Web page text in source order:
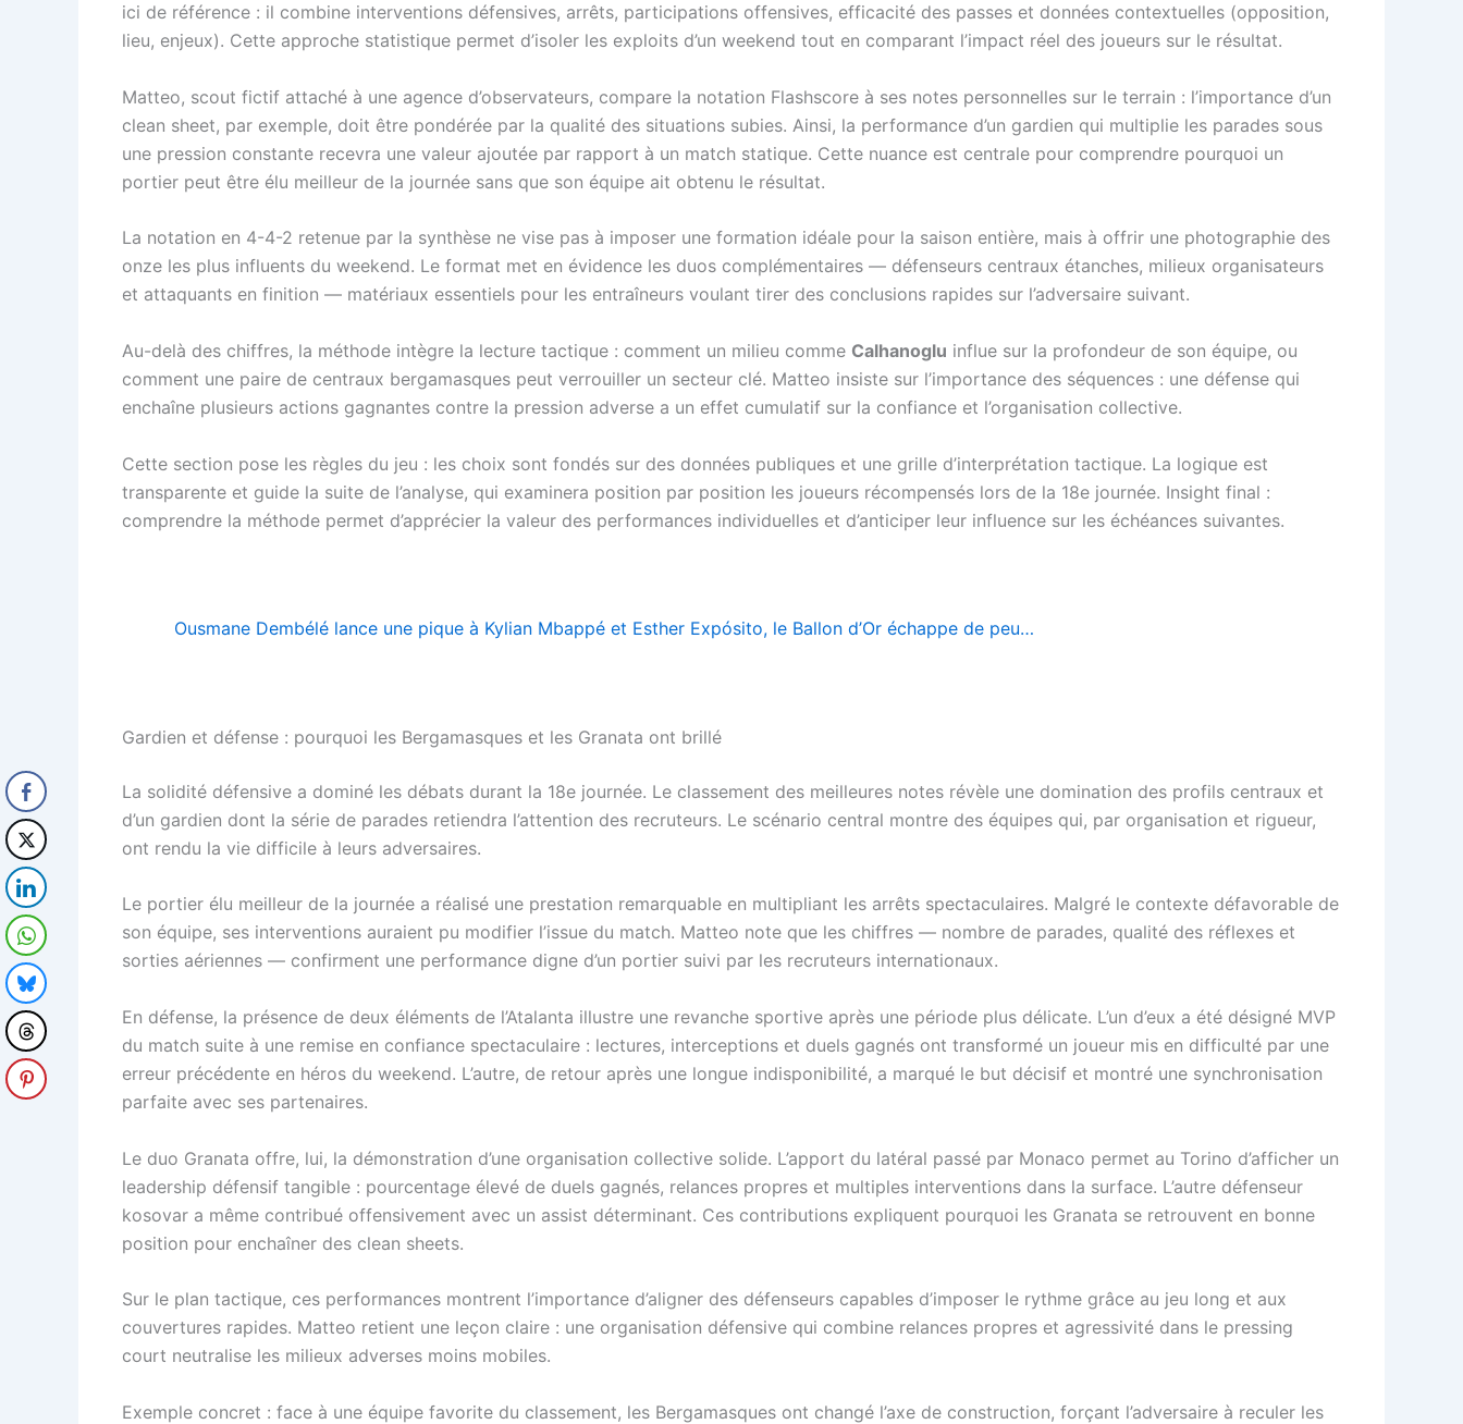
ici de référence : il combine interventions défensives, arrêts, participations offensives, efficacité des passes et données contextuelles (opposition,
lieu, enjeux). Cette approche statistique permet d’isoler les exploits d’un weekend tout en comparant l’impact réel des joueurs sur le résultat.
Matteo, scout fictif attaché à une agence d’observateurs, compare la notation Flashscore à ses notes personnelles sur le terrain : l’importance d’un
clean sheet, par exemple, doit être pondérée par la qualité des situations subies. Ainsi, la performance d’un gardien qui multiplie les parades sous
une pression constante recevra une valeur ajoutée par rapport à un match statique. Cette nuance est centrale pour comprendre pourquoi un
portier peut être élu meilleur de la journée sans que son équipe ait obtenu le résultat.
La notation en 4-4-2 retenue par la synthèse ne vise pas à imposer une formation idéale pour la saison entière, mais à offrir une photographie des
onze les plus influents du weekend. Le format met en évidence les duos complémentaires — défenseurs centraux étanches, milieux organisateurs
et attaquants en finition — matériaux essentiels pour les entraîneurs voulant tirer des conclusions rapides sur l’adversaire suivant.
Au-delà des chiffres, la méthode intègre la lecture tactique : comment un milieu comme Calhanoglu influe sur la profondeur de son équipe, ou
comment une paire de centraux bergamasques peut verrouiller un secteur clé. Matteo insiste sur l’importance des séquences : une défense qui
enchaîne plusieurs actions gagnantes contre la pression adverse a un effet cumulatif sur la confiance et l’organisation collective.
Cette section pose les règles du jeu : les choix sont fondés sur des données publiques et une grille d’interprétation tactique. La logique est
transparente et guide la suite de l’analyse, qui examinera position par position les joueurs récompensés lors de la 18e journée. Insight final :
comprendre la méthode permet d’apprécier la valeur des performances individuelles et d’anticiper leur influence sur les échéances suivantes.
Ousmane Dembélé lance une pique à Kylian Mbappé et Esther Expósito, le Ballon d’Or échappe de peu…
Gardien et défense : pourquoi les Bergamasques et les Granata ont brillé
La solidité défensive a dominé les débats durant la 18e journée. Le classement des meilleures notes révèle une domination des profils centraux et
d’un gardien dont la série de parades retiendra l’attention des recruteurs. Le scénario central montre des équipes qui, par organisation et rigueur,
ont rendu la vie difficile à leurs adversaires.
Le portier élu meilleur de la journée a réalisé une prestation remarquable en multipliant les arrêts spectaculaires. Malgré le contexte défavorable de
son équipe, ses interventions auraient pu modifier l’issue du match. Matteo note que les chiffres — nombre de parades, qualité des réflexes et
sorties aériennes — confirment une performance digne d’un portier suivi par les recruteurs internationaux.
En défense, la présence de deux éléments de l’Atalanta illustre une revanche sportive après une période plus délicate. L’un d’eux a été désigné MVP
du match suite à une remise en confiance spectaculaire : lectures, interceptions et duels gagnés ont transformé un joueur mis en difficulté par une
erreur précédente en héros du weekend. L’autre, de retour après une longue indisponibilité, a marqué le but décisif et montré une synchronisation
parfaite avec ses partenaires.
Le duo Granata offre, lui, la démonstration d’une organisation collective solide. L’apport du latéral passé par Monaco permet au Torino d’afficher un
leadership défensif tangible : pourcentage élevé de duels gagnés, relances propres et multiples interventions dans la surface. L’autre défenseur
kosovar a même contribué offensivement avec un assist déterminant. Ces contributions expliquent pourquoi les Granata se retrouvent en bonne
position pour enchaîner des clean sheets.
Sur le plan tactique, ces performances montrent l’importance d’aligner des défenseurs capables d’imposer le rythme grâce au jeu long et aux
couvertures rapides. Matteo retient une leçon claire : une organisation défensive qui combine relances propres et agressivité dans le pressing
court neutralise les milieux adverses moins mobiles.
Exemple concret : face à une équipe favorite du classement, les Bergamasques ont changé l’axe de construction, forçant l’adversaire à reculer les